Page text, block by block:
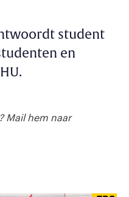
student
en
Mail hem naar